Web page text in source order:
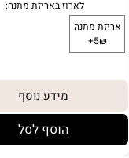
מידע נוסף
הוסף לסל